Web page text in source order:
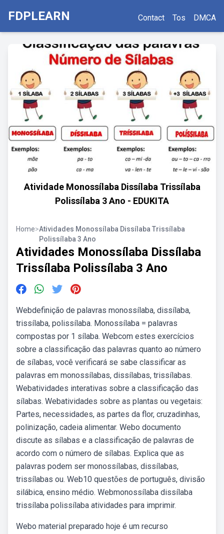
FDPLEARN Contact Tos DMCA
Atividade Monossílaba Dissílaba Trissílaba
Polissílaba 3 Ano - EDUKITA
Home>Atividades Monossílaba Dissílaba Trissílaba
Polissílaba 3 Ano
Atividades Monossílaba Dissílaba
Trissílaba Polissílaba 3 Ano
Webdefinição de palavras monossílaba, dissílaba,
trissílaba, polissílaba. Monossílaba = palavras
compostas por 1 sílaba. Webcom estes exercícios
sobre a classificação das palavras quanto ao número
de sílabas, você verificará se sabe classificar as
palavras em monossílabas, dissílabas, trissílabas.
Webatividades interativas sobre a classificação das
sílabas. Webatividades sobre as plantas ou vegetais:
Partes, necessidades, as partes da flor, cruzadinhas,
polinização, cadeia alimentar. Webo documento
discute as sílabas e a classificação de palavras de
acordo com o número de sílabas. Explica que as
palavras podem ser monossílabas, dissílabas,
trissílabas ou. Web10 questões de português, divisão
silábica, ensino médio. Webmonossílaba dissílaba
trissílaba polissílaba atividades para imprimir.
Webo material preparado hoje é um recurso